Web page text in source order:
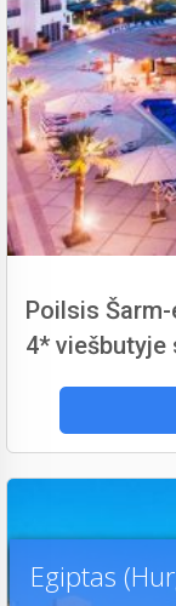
Poilsis
4* viešbutyje
Egiptas